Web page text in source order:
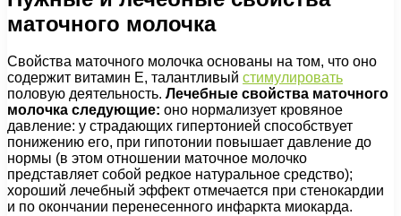
маточного молочка
Свойства маточного молочка основаны на том, что оно
содержит витамин Е, талантливый стимулировать
половую деятельность. Лечебные свойства маточного
молочка следующие: оно нормализует кровяное
давление: у страдающих гипертонией способствует
понижению его, при гипотонии повышает давление до
нормы (в этом отношении маточное молочко
представляет собой редкое натуральное средство);
хороший лечебный эффект отмечается при стенокардии
и по окончании перенесенного инфаркта миокарда.